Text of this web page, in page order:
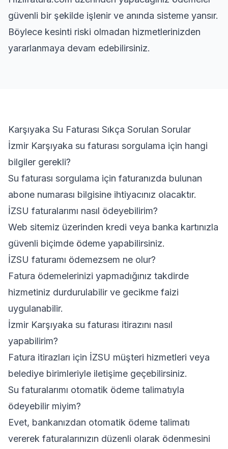
güvenli bir şekilde işlenir ve anında sisteme yansır.
Böylece kesinti riski olmadan hizmetlerinizden
yararlanmaya devam edebilirsiniz.
Karşıyaka Su Faturası Sıkça Sorulan Sorular
İzmir Karşıyaka su faturası sorgulama için hangi
bilgiler gerekli?
Su faturası sorgulama için faturanızda bulunan
abone numarası bilgisine ihtiyacınız olacaktır.
İZSU faturalarımı nasıl ödeyebilirim?
Web sitemiz üzerinden kredi veya banka kartınızla
güvenli biçimde ödeme yapabilirsiniz.
İZSU faturamı ödemezsem ne olur?
Fatura ödemelerinizi yapmadığınız takdirde
hizmetiniz durdurulabilir ve gecikme faizi
uygulanabilir.
İzmir Karşıyaka su faturası itirazını nasıl
yapabilirim?
Fatura itirazları için İZSU müşteri hizmetleri veya
belediye birimleriyle iletişime geçebilirsiniz.
Su faturalarımı otomatik ödeme talimatıyla
ödeyebilir miyim?
Evet, bankanızdan otomatik ödeme talimatı
vererek faturalarınızın düzenli olarak ödenmesini